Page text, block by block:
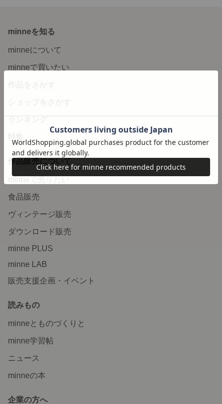
minneを知る
minneについて
minneで買いたい
作品をさがす
ショップをさがす
ランキング
特集
作品販売について
minneで売りたい
食品販売
ヴィンテージ販売
ダウンロード販売
minne PLUS
minne LAB
販売支援企画・イベント
読みもの
minneとものづくりと
minne学習帖
ニュース
minneの本
企業の方へ